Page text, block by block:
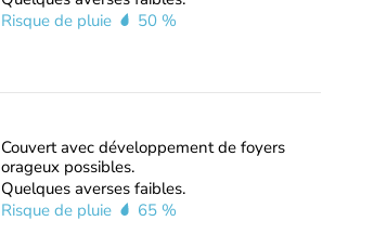
Risque de pluie
50 %
Couvert avec développement de foyers
orageux possibles.
Quelques averses faibles.
Risque de pluie
65 %